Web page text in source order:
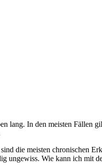
lang. In den meisten
die meisten chronischen
Wie kann ich mit